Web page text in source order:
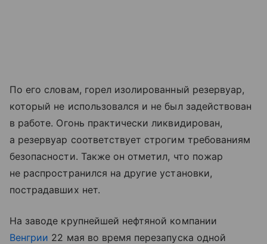
По его словам, горел изолированный резервуар,
который не использовался и не был задействован
в работе. Огонь практически ликвидирован,
а резервуар соответствует строгим требованиям
безопасности. Также он отметил, что пожар
не распространился на другие установки,
пострадавших нет.
На заводе крупнейшей нефтяной компании
Венгрии 22 мая во время перезапуска одной